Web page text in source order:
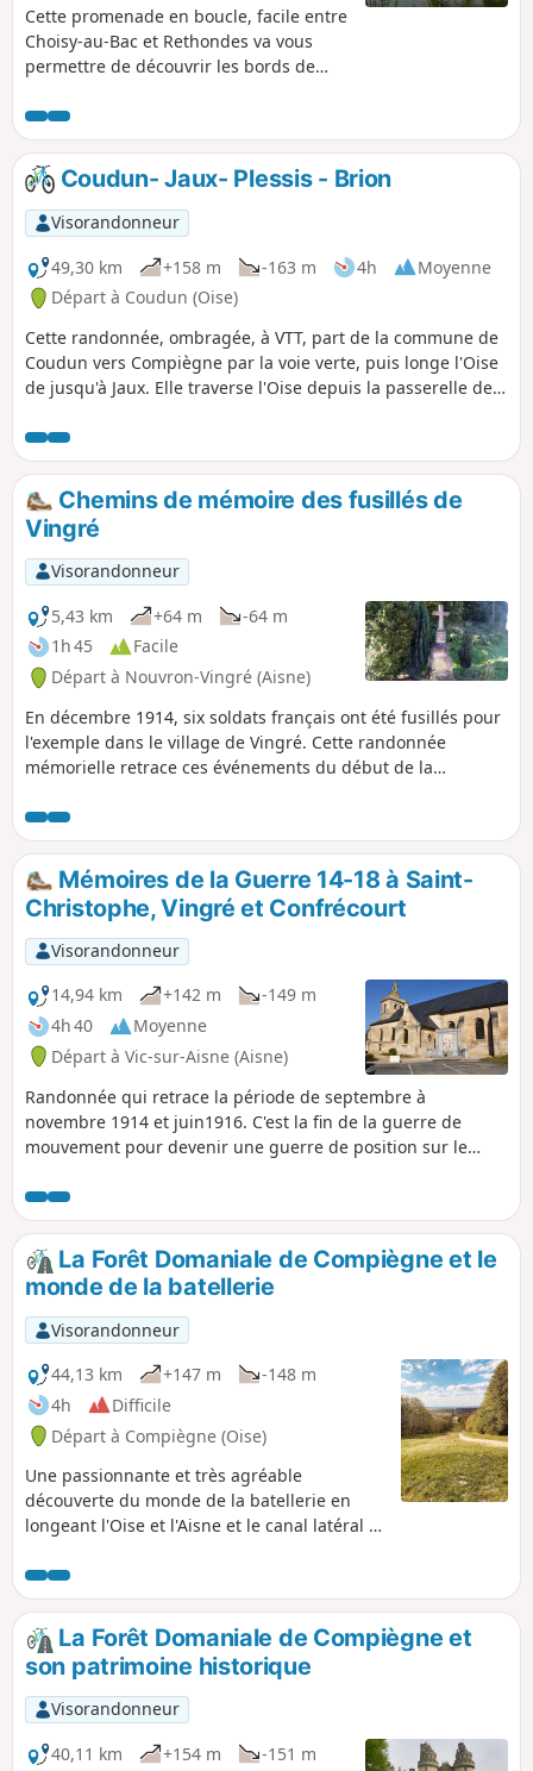
Cette promenade en boucle, facile entre
Choisy-au-Bac et Rethondes va vous
permettre de découvrir les bords de
Francport, puis le beau petit village de
Rethondes, à proximité de la clairière de
l'armistice de 14/18, avant de revenir à
Choisy-au-Bac par la Forêt de Laigue et
le Château des bonshommes et finir par
la petite Chapelle des Trois Chênes
inondées de jacinthes sauvages bleues
dans la dernière quinzaine d'avril.
Coudun- Jaux- Plessis - Brion
Visorandonneur
49,30 km
+158 m -163 m 4h
Moyenne
Départ à Coudun (Oise)
Cette randonnée, ombragée, à VTT, part de la commune de
Coudun vers Compiègne par la voie verte, puis longe l'Oise
de jusqu'à Jaux. Elle traverse l'Oise depuis la passerelle de
au niveau du pont de l'Aisne, puis traverse à nouveau l'Oise
par un pont atypique du Canal de l'Oise au niveau des
écluses de Longueil-Annel. Elle file ensuite vers le Mont
Ganelon pour redescendre sur Clairoix et finir à Coudun.
Chemins de mémoire des fusillés de
Vingré
Visorandonneur
5,43 km
+64 m
-64 m
1h 45
Facile
Départ à Nouvron-Vingré (Aisne)
En décembre 1914, six soldats français ont été fusillés pour
l'exemple dans le village de Vingré. Cette randonnée
mémorielle retrace ces événements du début de la
par la retranscription de la dernière lettre de ces
malheureux et par le sobre monument qui leur rend
hommage. On passe à la Croix Brisée, puis aux ruines de la
Ferme et aux carrières de Confrécourt, qui sont autant de
témoignages de la violence inouïe de cette guerre.
Mémoires de la Guerre 14-18 à Saint-
Christophe, Vingré et Confrécourt
Visorandonneur
14,94 km
+142 m
-149 m
4h 40
Moyenne
Départ à Vic-sur-Aisne (Aisne)
Randonnée qui retrace la période de septembre à
novembre 1914 et juin1916. C'est la fin de la guerre de
mouvement pour devenir une guerre de position sur le
Colonel Reboul (juin 1916), le monument des fusillés de
Vingré (novembre-décembre 1914), la Croix Brisée, les
ruines de la ferme de Confrecourt et les carrières
(septembre 1914).
La Forêt Domaniale de Compiègne et le
monde de la batellerie
Visorandonneur
44,13 km
+147 m
-148 m
4h
Difficile
Départ à Compiègne (Oise)
Une passionnante et très agréable
découverte du monde de la batellerie en
longeant l'Oise et l'Aisne et le canal latéral à
Thourotte, puis, sillonner cette très belle
Forêt de Compiègne qui cache un lieu
historique comme la Clairière de l'Armistice,
des arbres remarquables, une vue
impressionnante sur le Palais Impérial de
Compiègne.
La Forêt Domaniale de Compiègne et
son patrimoine historique
Visorandonneur
40,11 km
+154 m
-151 m